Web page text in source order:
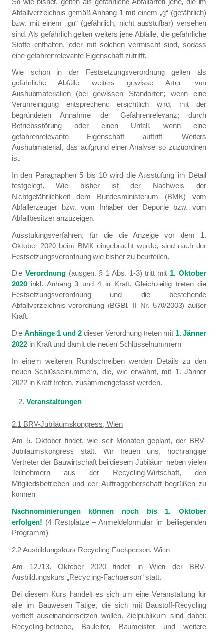
Abfallverzeichnis gemäß Anhang 1 mit einem „g“ (gefährlich)
bzw. mit einem „gn“ (gefährlich, nicht ausstufbar) versehen
sind. Als gefährlich gelten weiters jene Abfälle, die gefährliche
Stoffe enthalten, oder mit solchen vermischt sind, sodass
eine gefahrenrelevante Eigenschaft zutrifft.
Wie schon in der Festsetzungsverordnung gelten als
gefährliche Abfälle weiters gewisse Arten von
Aushubmaterialien (bei gewissen Standorten; wenn eine
Verunreinigung entsprechend ersichtlich wird, mit der
begründeten Annahme der Gefahrenrelevanz; durch
Betriebsstörung oder einen Unfall, wenn eine
gefahrenrelevante Eigenschaft auftritt. Weiters
Aushubmaterial, das aufgrund einer Analyse so zuzuordnen
ist.
In den Paragraphen 5 bis 10 wird die Ausstufung im Detail
festgelegt. Wie bisher ist der Nachweis der
Nichtgefährlichkeit dem Bundesministerium (BMK) vom
Abfallerzeuger bzw. vom Inhaber der Deponie bzw. vom
Abfallbesitzer anzuzeigen.
Ausstufungsverfahren, für die die Anzeige vor dem 1.
Oktober 2020 beim BMK eingebracht wurde, sind nach der
Festsetzungsverordnung wie bisher zu beurteilen.
Die Verordnung(ausgen. § 1 Abs. 1-3) tritt mit 1. Oktober
2020inkl. Anhang 3 und 4 in Kraft. Gleichzeitig treten die
Festsetzungsverordnung und die bestehende
Abfallverzeichnis-verordnung (BGBl. II Nr. 570/2003) außer
Kraft.
Die Anhänge 1 und 2 dieser Verordnung treten mit 1. Jänner
2022in Kraft und damit die neuen Schlüsselnummern.
In einem weiteren Rundschreiben werden Details zu den
neuen Schlüsselnummern, die, wie erwähnt, mit 1. Jänner
2022 in Kraft treten, zusammengefasst werden.
Veranstaltungen
2.1 BRV-Jubiläumskongress, Wien
Am 5. Oktober findet, wie seit Monaten geplant, der BRV-
Jubiläumskongress statt. Wir freuen uns, hochrangige
Vertreter der Bauwirtschaft bei diesem Jubiläum neben vielen
Teilnehmern aus der Recycling-Wirtschaft, den
Mitgliedsbetrieben und der Auftraggeberschaft begrüßen zu
können.
Nachnominierungen können noch bis 1. Oktober
erfolgen! (4 Restplätze – Anmeldeformular im beiliegenden
Programm)
2.2 Ausbildungskurs Recycling-Fachperson, Wien
Am 12./13. Oktober 2020 findet in Wien der BRV-
Ausbildungskurs „Recycling-Fachperson“ statt.
Bei diesem Kurs handelt es sich um eine Veranstaltung für
alle im Bauwesen Tätige, die sich mit Baustoff-Recycling
vertieft auseinandersetzen wollen. Zielpublikum sind dabei:
Recycling-betriebe, Bauleiter, Baumeister und weitere